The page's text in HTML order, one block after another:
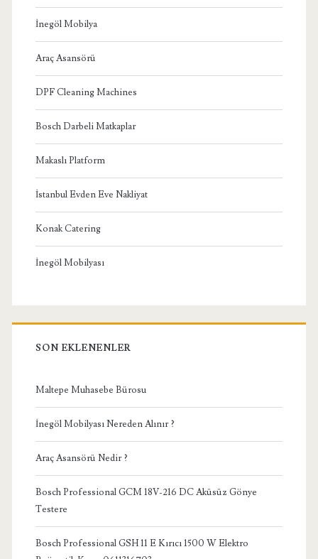
İnegöl Mobilya
Araç Asansörü
DPF Cleaning Machines
Bosch Darbeli Matkaplar
Makaslı Platform
İstanbul Evden Eve Nakliyat
Konak Catering
İnegöl Mobilyası
SON EKLENENLER
Maltepe Muhasebe Bürosu
İnegöl Mobilyası Nereden Alınır ?
Araç Asansörü Nedir ?
Bosch Professional GCM 18V-216 DC Aküsüz Gönye
Testere
Bosch Professional GSH 11 E Kırıcı 1500 W Elektro